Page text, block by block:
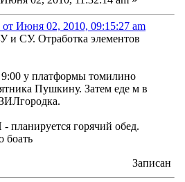
от Июня 02, 2010, 09:15:27 am
и СУ. Отработка элементов
у платформы томилино
Пушкину. Затем еде м в
горячий обед.
боать
Записан